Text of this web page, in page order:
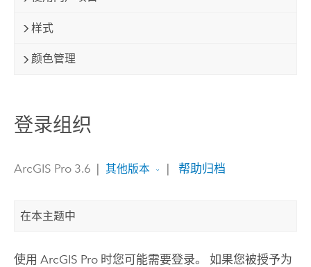
样式
颜色管理
登录组织
ArcGIS Pro 3.6 其他版本 帮助归档
在本主题中
使用 ArcGIS Pro时您可能需要登录。 如果您被授予为